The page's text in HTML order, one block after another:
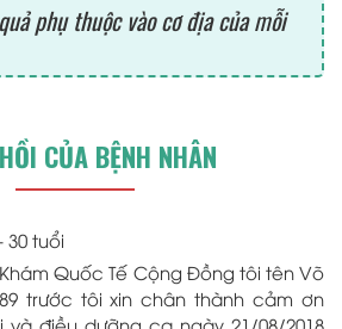
phụ thuộc vào cơ địa của mỗi
CỦA BỆNH NHÂN
30 tuổi
Quốc Tế Cộng Đồng tôi tên Võ
trước tôi xin chân thành cảm ơn
và điều dưỡng ca ngày 21/08/2018